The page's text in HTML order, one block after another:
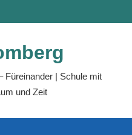
Füreinander | Schule mit
und Zeit